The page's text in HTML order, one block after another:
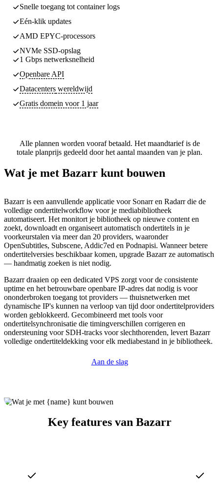
Snelle toegang tot container logs
Eén-klik updates
AMD EPYC-processors
NVMe SSD-opslag
1 Gbps netwerksnelheid
Openbare API
Datacenters wereldwijd
Gratis domein voor 1 jaar
Alle plannen worden vooraf betaald. Het maandtarief is de
totale planprijs gedeeld door het aantal maanden van je plan.
Wat je met Bazarr kunt bouwen
Bazarr is een aanvullende applicatie voor Sonarr en Radarr die de
volledige ondertitelworkflow voor je mediabibliotheek
automatiseert. Het monitort je bibliotheek op nieuwe content en
zoekt, downloadt en organiseert automatisch ondertitels in je
voorkeurstalen via meer dan 20 providers, waaronder
OpenSubtitles, Subscene, Addic7ed en Podnapisi. Wanneer betere
ondertitelversies beschikbaar komen, upgrade Bazarr ze automatisch
— handmatig zoeken is niet nodig.
Bazarr draaien op een dedicated VPS zorgt voor de consistente
uptime en het betrouwbare openbare IP-adres dat nodig is voor
ononderbroken toegang tot providers — thuisnetwerken met
dynamische IP's kunnen na verloop van tijd door ondertitelproviders
worden geblokkeerd. Gecombineerd met tools voor
ondertitelsynchronisatie die timingverschillen corrigeren en
ondersteuning voor SDH-tracks voor slechthorenden, levert Bazarr
volledige ondertiteldekking voor elk mediabestand in je bibliotheek.
Aan de slag
Key features van Bazarr